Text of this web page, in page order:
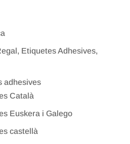
Etiquetes Adhesives,
adhesives
Català
Euskera i Galego
castellà